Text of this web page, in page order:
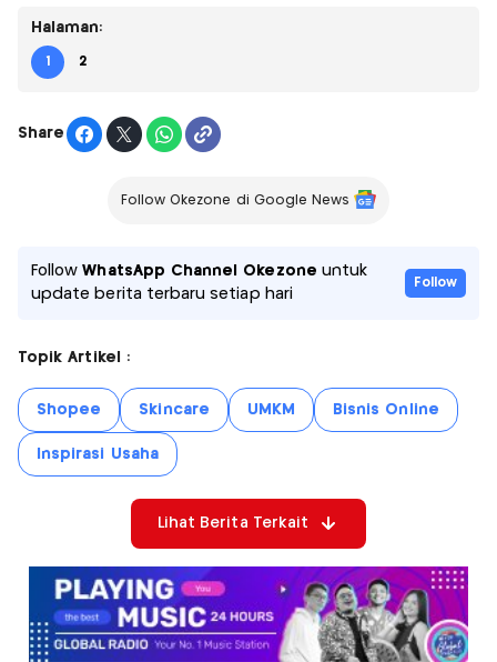
Halaman:
1 2
Share
Follow Okezone di Google News
FollowWhatsApp Channel Okezone untuk
update berita terbaru setiap hari
Follow
Topik Artikel :
Shopee Skincare UMKM Bisnis Online
Inspirasi Usaha
Lihat Berita Terkait